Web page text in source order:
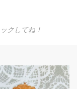
クしてね！